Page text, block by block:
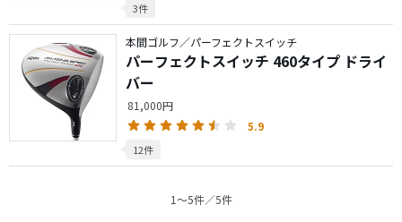
3件
本間ゴルフ／パーフェクトスイッチ
パーフェクトスイッチ 460タイプ ドライ
バー
81,000円
5.9
12件
1〜5件／5件